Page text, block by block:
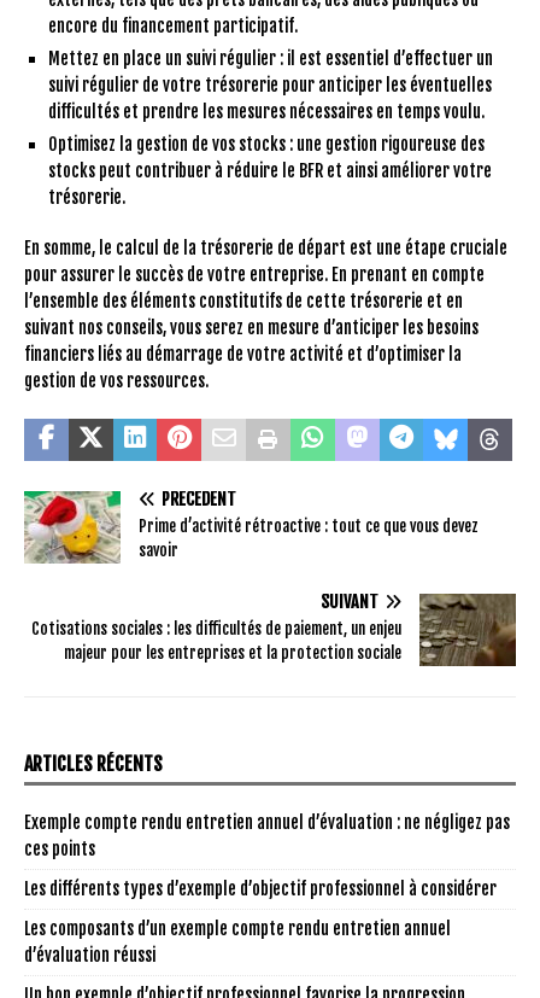
encore du financement participatif.
Mettez en place un suivi régulier : il est essentiel d’effectuer un
suivi régulier de votre trésorerie pour anticiper les éventuelles
difficultés et prendre les mesures nécessaires en temps voulu.
Optimisez la gestion de vos stocks : une gestion rigoureuse des
stocks peut contribuer à réduire le BFR et ainsi améliorer votre
trésorerie.
En somme, le calcul de la trésorerie de départ est une étape cruciale
pour assurer le succès de votre entreprise. En prenant en compte
l’ensemble des éléments constitutifs de cette trésorerie et en
suivant nos conseils, vous serez en mesure d’anticiper les besoins
financiers liés au démarrage de votre activité et d’optimiser la
gestion de vos ressources.
PRÉCÉDENT
Prime d’activité rétroactive : tout ce que vous devez
savoir
SUIVANT
Cotisations sociales : les difficultés de paiement, un enjeu
majeur pour les entreprises et la protection sociale
ARTICLES RÉCENTS
Exemple compte rendu entretien annuel d’évaluation : ne négligez pas
ces points
Les différents types d’exemple d’objectif professionnel à considérer
Les composants d’un exemple compte rendu entretien annuel
d’évaluation réussi